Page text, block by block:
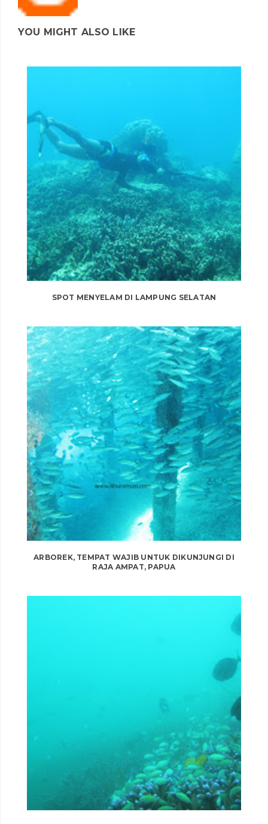
YOU MIGHT ALSO LIKE
SPOT MENYELAM DI LAMPUNG SELATAN
ARBOREK, TEMPAT WAJIB UNTUK DIKUNJUNGI DI
RAJA AMPAT, PAPUA